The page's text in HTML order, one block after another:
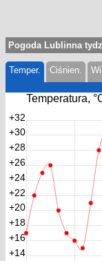
Pogoda Lublinna
Temper. Ciśnien.
Temperatura,
+14
+16
+18
+20
+22
+24
+26
+28
+30
+32